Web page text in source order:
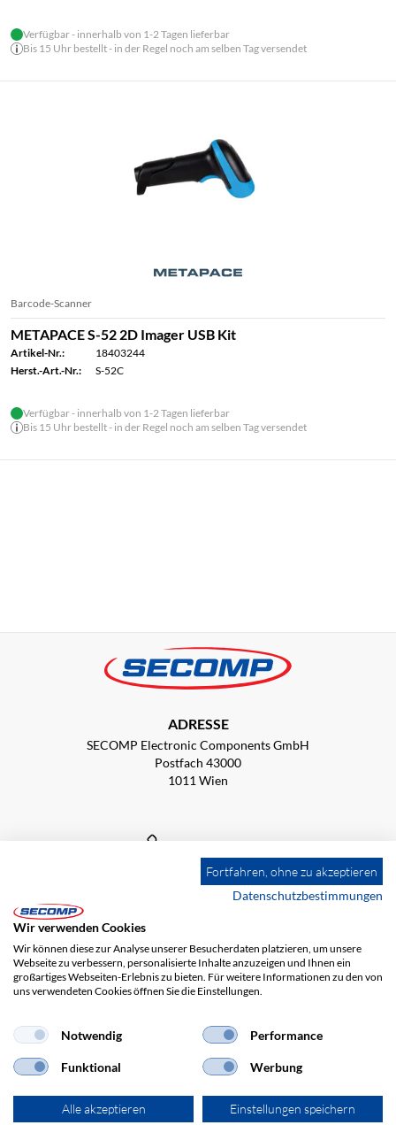
Verfügbar - innerhalb von 1-2 Tagen lieferbar
Bis 15 Uhr bestellt - in der Regel noch am selben Tag versendet
Barcode-Scanner
METAPACE S-52 2D Imager USB Kit
Artikel-Nr.:
18403244
Herst.-Art.-Nr.:
S-52C
Verfügbar - innerhalb von 1-2 Tagen lieferbar
Bis 15 Uhr bestellt - in der Regel noch am selben Tag versendet
ADRESSE
SECOMP Electronic Components GmbH
Postfach 43000
1011 Wien
sales@secomp.at
Newsletter abonnieren
Fortfahren, ohne zu akzeptieren
Datenschutzbestimmungen
Wir verwenden Cookies
Wir können diese zur Analyse unserer Besucherdaten platzieren, um unsere
Webseite zu verbessern, personalisierte Inhalte anzuzeigen und Ihnen ein
großartiges Webseiten-Erlebnis zu bieten. Für weitere Informationen zu den von
uns verwendeten Cookies öffnen Sie die Einstellungen.
Notwendig Performance
Funktional Werbung
Alle akzeptieren Einstellungen speichern